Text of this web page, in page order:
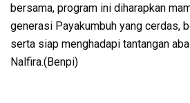
bersama, program ini diharapkan
generasi Payakumbuh yang cerdas,
serta siap menghadapi tantangan
Nalfira.(Benpi)